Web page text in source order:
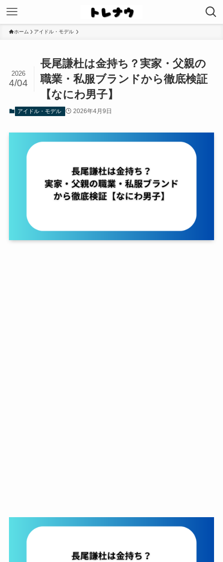
ホーム アイドル・モデル
長尾謙杜は金持ち？実家・父親の
職業・私服ブランドから徹底検証
【なにわ男子】
2026
4/04
アイドル・モデル 2026年4月9日